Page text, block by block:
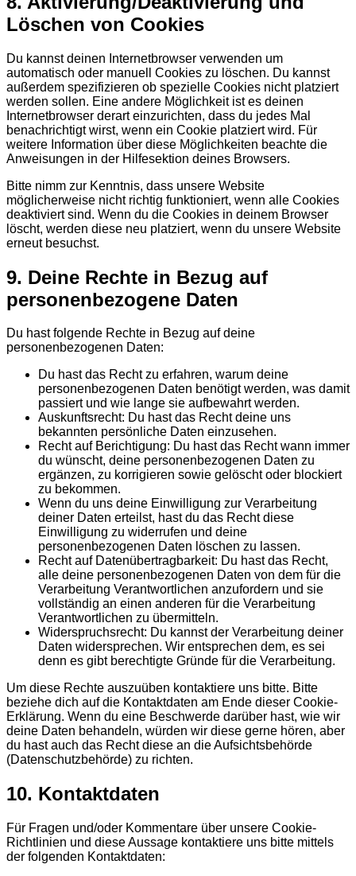
Löschen von Cookies
Du kannst deinen Internetbrowser verwenden um
automatisch oder manuell Cookies zu löschen. Du kannst
außerdem spezifizieren ob spezielle Cookies nicht platziert
werden sollen. Eine andere Möglichkeit ist es deinen
Internetbrowser derart einzurichten, dass du jedes Mal
benachrichtigt wirst, wenn ein Cookie platziert wird. Für
weitere Information über diese Möglichkeiten beachte die
Anweisungen in der Hilfesektion deines Browsers.
Bitte nimm zur Kenntnis, dass unsere Website
möglicherweise nicht richtig funktioniert, wenn alle Cookies
deaktiviert sind. Wenn du die Cookies in deinem Browser
löscht, werden diese neu platziert, wenn du unsere Website
erneut besuchst.
9. Deine Rechte in Bezug auf
personenbezogene Daten
Du hast folgende Rechte in Bezug auf deine
personenbezogenen Daten:
Du hast das Recht zu erfahren, warum deine
personenbezogenen Daten benötigt werden, was damit
passiert und wie lange sie aufbewahrt werden.
Auskunftsrecht: Du hast das Recht deine uns
bekannten persönliche Daten einzusehen.
Recht auf Berichtigung: Du hast das Recht wann immer
du wünscht, deine personenbezogenen Daten zu
ergänzen, zu korrigieren sowie gelöscht oder blockiert
zu bekommen.
Wenn du uns deine Einwilligung zur Verarbeitung
deiner Daten erteilst, hast du das Recht diese
Einwilligung zu widerrufen und deine
personenbezogenen Daten löschen zu lassen.
Recht auf Datenübertragbarkeit: Du hast das Recht,
alle deine personenbezogenen Daten von dem für die
Verarbeitung Verantwortlichen anzufordern und sie
vollständig an einen anderen für die Verarbeitung
Verantwortlichen zu übermitteln.
Widerspruchsrecht: Du kannst der Verarbeitung deiner
Daten widersprechen. Wir entsprechen dem, es sei
denn es gibt berechtigte Gründe für die Verarbeitung.
Um diese Rechte auszuüben kontaktiere uns bitte. Bitte
beziehe dich auf die Kontaktdaten am Ende dieser Cookie-
Erklärung. Wenn du eine Beschwerde darüber hast, wie wir
deine Daten behandeln, würden wir diese gerne hören, aber
du hast auch das Recht diese an die Aufsichtsbehörde
(Datenschutzbehörde) zu richten.
10. Kontaktdaten
Für Fragen und/oder Kommentare über unsere Cookie-
Richtlinien und diese Aussage kontaktiere uns bitte mittels
der folgenden Kontaktdaten: